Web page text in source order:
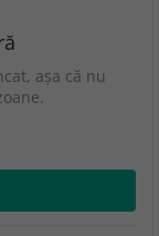
așa că nu